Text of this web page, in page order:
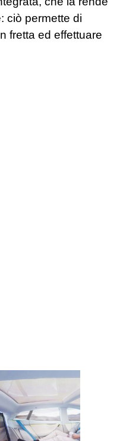
ciò permette di
fretta ed effettuare